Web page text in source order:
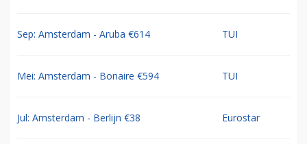
Sep: Amsterdam - Aruba €614 TUI
Mei: Amsterdam - Bonaire €594 TUI
Jul: Amsterdam - Berlijn €38 Eurostar